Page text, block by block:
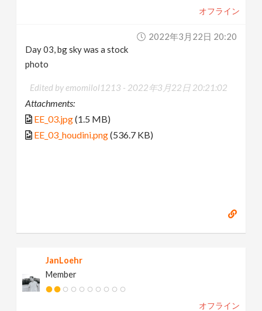
オフライン
2022年3月22日 20:20
Day 03, bg sky was a stock
photo
Edited by emomilol1213 - 2022年3月22日 20:21:02
Attachments:
EE_03.jpg(1.5 MB)
EE_03_houdini.png(536.7 KB)
JanLoehr
Member
オフライン